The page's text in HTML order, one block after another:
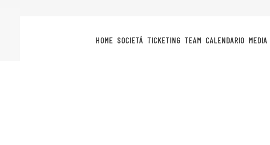
HOME SOCIETÁ TICKETING TEAM CALENDARIO MEDIA